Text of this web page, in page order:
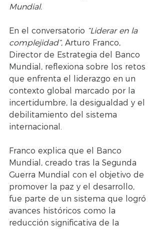
Mundial.
En el conversatorio “Liderar en la
complejidad”, Arturo Franco,
Director de Estrategia del Banco
Mundial, reflexiona sobre los retos
que enfrenta el liderazgo en un
contexto global marcado por la
incertidumbre, la desigualdad y el
debilitamiento del sistema
internacional.
Franco explica que el Banco
Mundial, creado tras la Segunda
Guerra Mundial con el objetivo de
promover la paz y el desarrollo,
fue parte de un sistema que logró
avances históricos como la
reducción significativa de la